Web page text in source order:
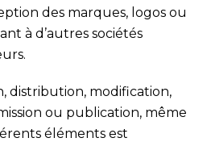
des marques, logos ou
à d’autres sociétés
distribution, modification,
ou publication, même
éléments est